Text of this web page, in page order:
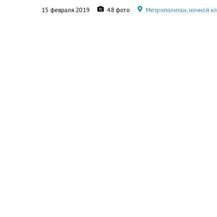
15 февраля 2019 48 фото Метрополитан, ночной